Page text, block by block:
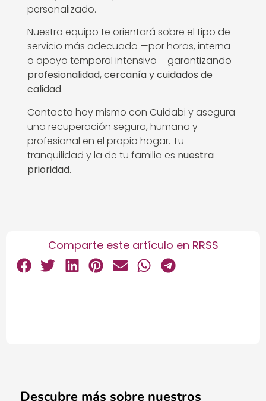
personalizado.
Nuestro equipo te orientará sobre el tipo de
servicio más adecuado —por horas, interna
o apoyo temporal intensivo— garantizando
profesionalidad, cercanía y cuidados de
calidad.
Contacta hoy mismo con Cuidabi y asegura
una recuperación segura, humana y
profesional en el propio hogar. Tu
tranquilidad y la de tu familia es nuestra
prioridad.
Comparte este artículo en RRSS
Descubre más sobre nuestros